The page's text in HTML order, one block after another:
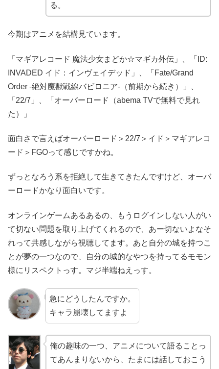
る。
今期はアニメを結構見ています。
「マギアレコード 魔法少女まどか☆マギカ外伝」、「ID:
INVADED イド：インヴェイデッド」、「Fate/Grand
Order -絶対魔獣戦線バビロニア-（前期から続き）」、
「22/7」、「オーバーロード（abema TVで無料で見れ
た）」
面白さで言えばオーバーロード＞22/7＞イド＞マギアレコ
ード＞FGOって感じですかね。
ずっとなろう系を拒絶して生きてきたんですけど、オーバ
ーロードかなり面白いです。
オンラインゲームあるあるの、もうログインしない人がい
て切ない問題を取り上げてくれるので、あー切ないよなそ
れって共感しながら視聴してます。あと自分の城を持つこ
とが夢の一つなので、自分の城的なやつを持ってるモモン
様にリスペクトっす。マジ半端ねえっす。
急にどうしたんですか。
キャラ崩壊してますよ
俺の趣味の一つ、アニメについて語ることっ
てあんまりないから、たまには話しておこう